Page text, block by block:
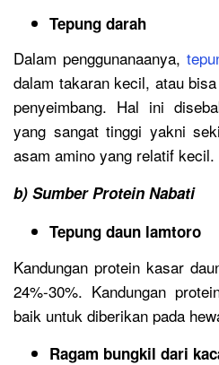
Tepung darah
Dalam penggunanaanya,
dalam takaran kecil, atau
penyeimbang. Hal ini
yang sangat tinggi yakni
asam amino yang relatif kecil.
b) Sumber Protein Nabati
Tepung daun lamtoro
Kandungan protein kasar
24%-30%. Kandungan
baik untuk diberikan pada
Ragam bungkil dari